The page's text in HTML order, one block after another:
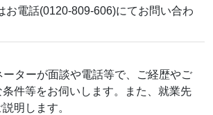
お電話(0120-809-606)にてお問い合わ
ーターが面談や電話等で、ご経歴やご
件等をお伺いします。また、就業先
明します。